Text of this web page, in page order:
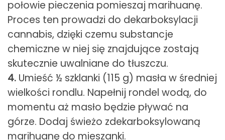
połowie pieczenia pomieszaj marihuanę.
Proces ten prowadzi do dekarboksylacji
cannabis, dzięki czemu substancje
chemiczne w niej się znajdujące zostają
skutecznie uwalniane do tłuszczu.
4. Umieść ½ szklanki (115 g) masła w średniej
wielkości rondlu. Napełnij rondel wodą, do
momentu aż masło będzie pływać na
górze. Dodaj świeżo zdekarboksylowaną
marihuanę do mieszanki.